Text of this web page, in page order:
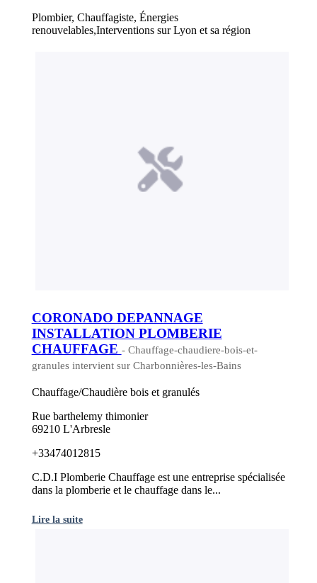
Plombier, Chauffagiste, Énergies
renouvelables,Interventions sur Lyon et sa région
CORONADO DEPANNAGE
INSTALLATION PLOMBERIE
CHAUFFAGE - Chauffage-chaudiere-bois-et-
granules intervient sur Charbonnières-les-Bains
Chauffage/Chaudière bois et granulés
Rue barthelemy thimonier
69210 L'Arbresle
+33474012815
C.D.I Plomberie Chauffage est une entreprise spécialisée
dans la plomberie et le chauffage dans le...
Lire la suite